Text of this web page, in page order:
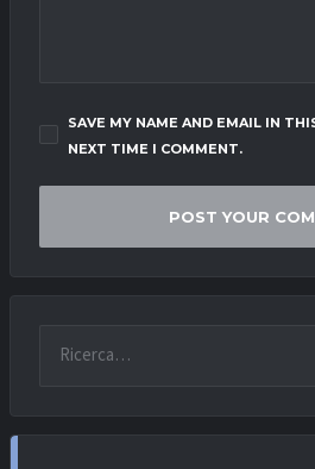
SAVE MY NAME AND EMAIL IN
NEXT TIME I COMMENT.